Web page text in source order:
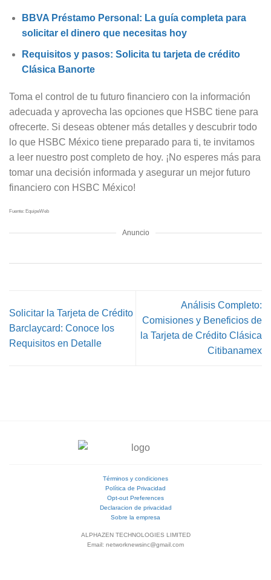
BBVA Préstamo Personal: La guía completa para
solicitar el dinero que necesitas hoy
Requisitos y pasos: Solicita tu tarjeta de crédito
Clásica Banorte
Toma el control de tu futuro financiero con la información
adecuada y aprovecha las opciones que HSBC tiene para
ofrecerte. Si deseas obtener más detalles y descubrir todo
lo que HSBC México tiene preparado para ti, te invitamos
a leer nuestro post completo de hoy. ¡No esperes más para
tomar una decisión informada y asegurar un mejor futuro
financiero con HSBC México!
Fuente: EquipeWeb
Anuncio
Solicitar la Tarjeta de Crédito
Barclaycard: Conoce los
Requisitos en Detalle
Análisis Completo:
Comisiones y Beneficios de
la Tarjeta de Crédito Clásica
Citibanamex
Términos y condiciones
Política de Privacidad
Opt-out Preferences
Declaracion de privacidad
Sobre la empresa
ALPHAZEN TECHNOLOGIES LIMITED
Email: networknewsinc@gmail.com